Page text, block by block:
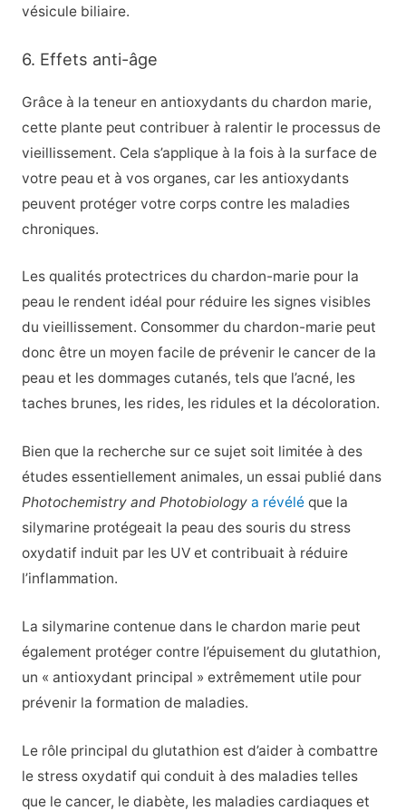
vésicule biliaire.
6. Effets anti-âge
Grâce à la teneur en antioxydants du chardon marie,
cette plante peut contribuer à ralentir le processus de
vieillissement. Cela s’applique à la fois à la surface de
votre peau et à vos organes, car les antioxydants
peuvent protéger votre corps contre les maladies
chroniques.
Les qualités protectrices du chardon-marie pour la
peau le rendent idéal pour réduire les signes visibles
du vieillissement. Consommer du chardon-marie peut
donc être un moyen facile de prévenir le cancer de la
peau et les dommages cutanés, tels que l’acné, les
taches brunes, les rides, les ridules et la décoloration.
Bien que la recherche sur ce sujet soit limitée à des
études essentiellement animales, un essai publié dans
Photochemistry and Photobiology a révéléque la
silymarine protégeait la peau des souris du stress
oxydatif induit par les UV et contribuait à réduire
l’inflammation.
La silymarine contenue dans le chardon marie peut
également protéger contre l’épuisement du glutathion,
un « antioxydant principal » extrêmement utile pour
prévenir la formation de maladies.
Le rôle principal du glutathion est d’aider à combattre
le stress oxydatif qui conduit à des maladies telles
que le cancer, le diabète, les maladies cardiaques et